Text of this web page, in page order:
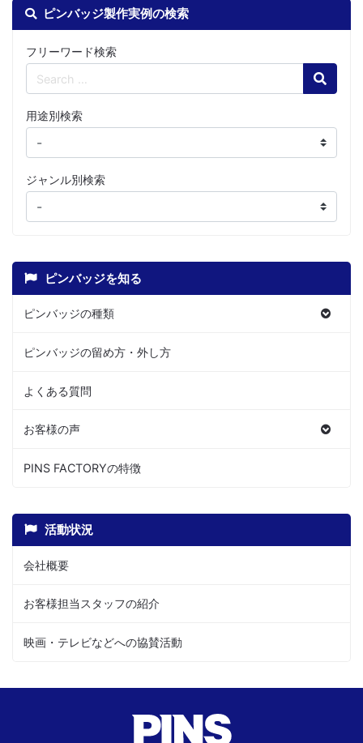
ピンバッジ製作実例の検索
フリーワード検索
Search
用途別検索
ジャンル別検索
ピンバッジを知る
ピンバッジの種類
ピンバッジの留め方・外し方
よくある質問
お客様の声
PINS FACTORYの特徴
活動状況
会社概要
お客様担当スタッフの紹介
映画・テレビなどへの協賛活動